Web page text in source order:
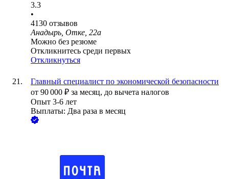
3.3
•
4130 отзывов
Анадырь, Отке, 22а
Можно без резюме
Откликнитесь среди первых
Откликнуться
Главный специалист по экономической безопасности
от 90 000 ₽ за месяц, до вычета налогов
Опыт 3-6 лет
Выплаты: Два раза в месяц